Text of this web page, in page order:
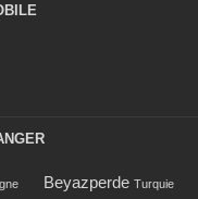
Beyazperde Turquie